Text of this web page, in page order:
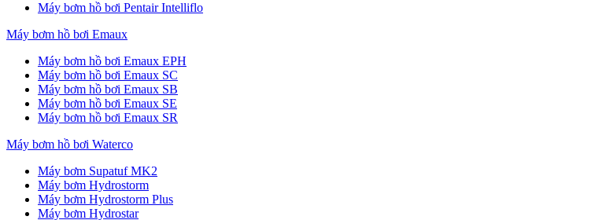
Máy bơm hồ bơi Pentair Intelliflo
Máy bơm hồ bơi Emaux
Máy bơm hồ bơi Emaux EPH
Máy bơm hồ bơi Emaux SC
Máy bơm hồ bơi Emaux SB
Máy bơm hồ bơi Emaux SE
Máy bơm hồ bơi Emaux SR
Máy bơm hồ bơi Waterco
Máy bơm Supatuf MK2
Máy bơm Hydrostorm
Máy bơm Hydrostorm Plus
Máy bơm Hydrostar